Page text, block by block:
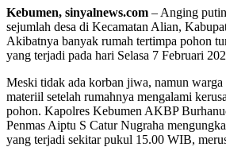
Kebumen, sinyalnews.com – Anging
sejumlah desa di Kecamatan Alian,
Akibatnya banyak rumah tertimpa pohon
yang terjadi pada hari Selasa 7 Februari
Meski tidak ada korban jiwa, namun warga
materiil setelah rumahnya mengalami
pohon. Kapolres Kebumen AKBP
Penmas Aiptu S Catur Nugraha
yang terjadi sekitar pukul 15.00 WIB,